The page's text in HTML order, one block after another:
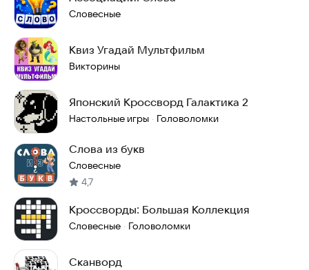
Словесные
Квиз Угадай Мультфильм
Викторины
Японский Кроссворд Галактика 2
Настольные игры · Головоломки
Слова из букв
Словесные
4,7
Кроссворды: Большая Коллекция
Словесные · Головоломки
Сканворд